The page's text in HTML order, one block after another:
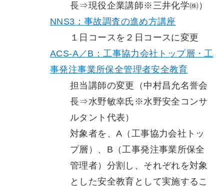
長⇒現役企業講師※三井化学㈱）
NNS3：事故調査の進め方講座
１日コースを２日コースに変更
ACS-A／B：工事協力会社トップ層・工
事発注事業所保全管理者安全教育
担当講師の変更（中村昌允名誉会
長⇒水野敏幸氏※水野安全コンサ
ルタント代表）
対象者を、A（工事協力会社トッ
プ層）、B（工事発注事業所保全
管理者）分割し、それぞれを対象
とした安全教育として実施するこ